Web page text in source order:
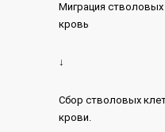
Миграция
кровь
↓
Сбор стволовых
крови.